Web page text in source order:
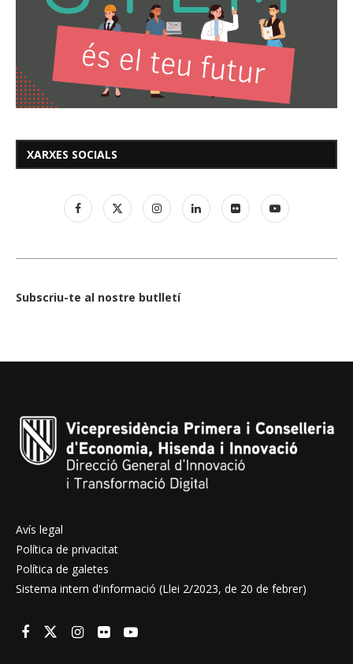
XARXES SOCIALS
Subscriu-te al nostre butlletí
Avís legal
Política de privacitat
Política de galetes
Sistema intern d'informació (Llei 2/2023, de 20 de febrer)